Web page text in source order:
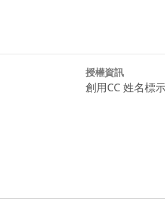
授權資訊
創用CC 姓名標